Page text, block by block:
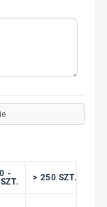
-
> 250 SZT.